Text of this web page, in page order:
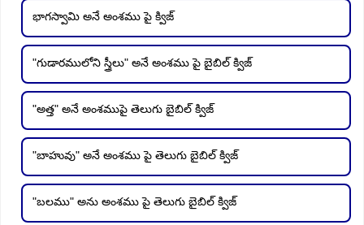
భాగస్వామి అనే అంశము పై క్విజ్
"గుడారములోని స్త్రీలు" అనే అంశము పై బైబిల్ క్విజ్
"అత్త" అనే అంశముపై తెలుగు బైబిల్ క్విజ్
"బాహువు" అనే అంశము పై తెలుగు బైబిల్ క్విజ్
"బలము" అను అంశము పై తెలుగు బైబిల్ క్విజ్